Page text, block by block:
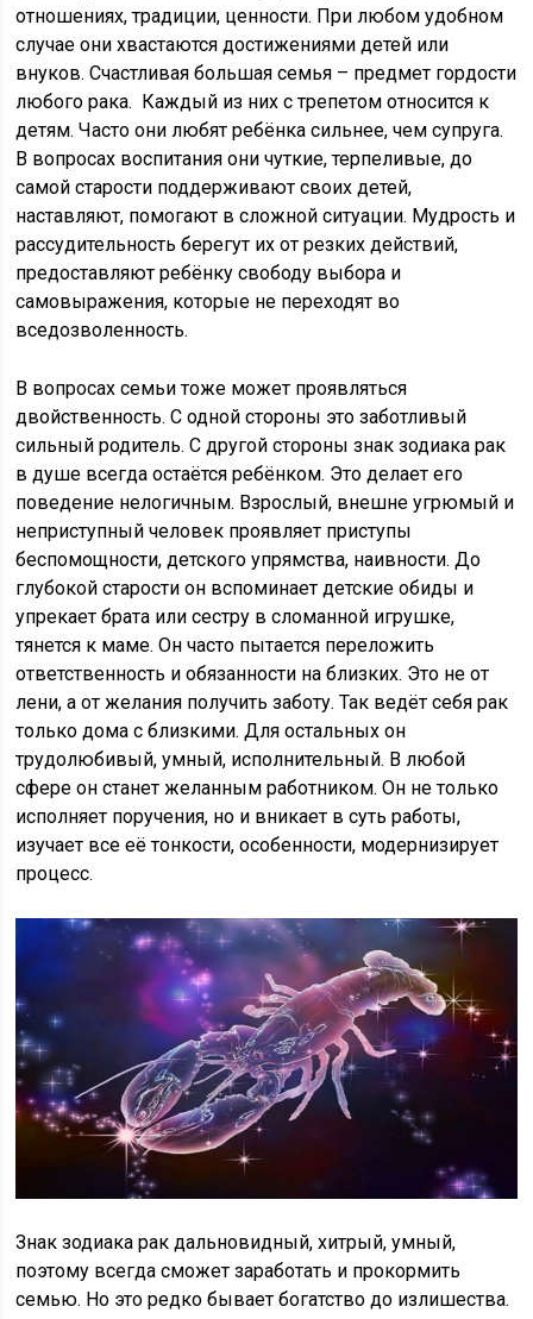
отношениях, традиции, ценности. При любом удобном
случае они хвастаются достижениями детей или
внуков. Счастливая большая семья – предмет гордости
любого рака. Каждый из них с трепетом относится к
детям. Часто они любят ребёнка сильнее, чем супруга.
В вопросах воспитания они чуткие, терпеливые, до
самой старости поддерживают своих детей,
наставляют, помогают в сложной ситуации. Мудрость и
рассудительность берегут их от резких действий,
предоставляют ребёнку свободу выбора и
самовыражения, которые не переходят во
вседозволенность.
В вопросах семьи тоже может проявляться
двойственность. С одной стороны это заботливый
сильный родитель. С другой стороны знак зодиака рак
в душе всегда остаётся ребёнком. Это делает его
поведение нелогичным. Взрослый, внешне угрюмый и
неприступный человек проявляет приступы
беспомощности, детского упрямства, наивности. До
глубокой старости он вспоминает детские обиды и
упрекает брата или сестру в сломанной игрушке,
тянется к маме. Он часто пытается переложить
ответственность и обязанности на близких. Это не от
лени, а от желания получить заботу. Так ведёт себя рак
только дома с близкими. Для остальных он
трудолюбивый, умный, исполнительный. В любой
сфере он станет желанным работником. Он не только
исполняет поручения, но и вникает в суть работы,
изучает все её тонкости, особенности, модернизирует
процесс.
Знак зодиака рак дальновидный, хитрый, умный,
поэтому всегда сможет заработать и прокормить
семью. Но это редко бывает богатство до излишества.